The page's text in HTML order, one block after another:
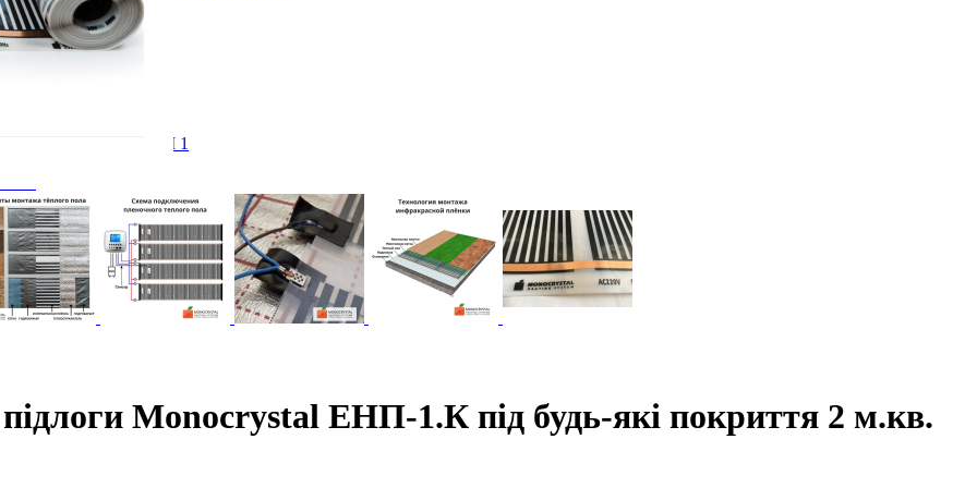
Під плитку. Клас М 1
м.п.)
кабеля
Monocrystal ЕНП-1.К під будь-які покриття 2 м.кв.